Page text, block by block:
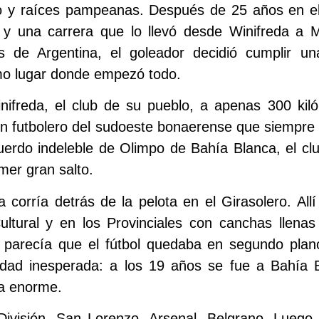
y raíces pampeanas. Después de 25 años en
una carrera que lo llevó desde Winifreda a
de Argentina, el goleador decidió cumplir
lugar donde empezó todo.
el club de su pueblo, a apenas 300
futbolero del sudoeste bonaerense que
indeleble de Olimpo de Bahía Blanca, el
gran salto.
corría detrás de la pelota en el Girasolero.
y en los Provinciales con canchas
parecía que el fútbol quedaba en segundo
inesperada: a los 19 años se fue a Bahía
enorme.